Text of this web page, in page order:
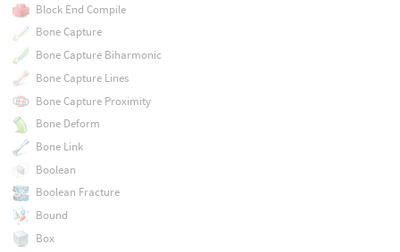
Block End Compile
Bone Capture
Bone Capture Biharmonic
Bone Capture Lines
Bone Capture Proximity
Bone Deform
Bone Link
Boolean
Boolean Fracture
Bound
Box